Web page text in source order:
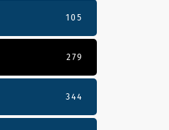
105
279
344